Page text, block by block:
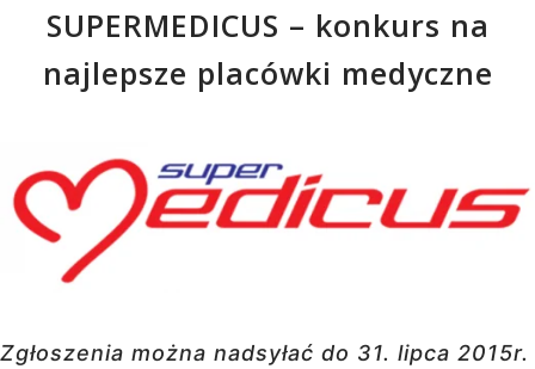
SUPERMEDICUS – konkurs na
najlepsze placówki medyczne
Zgłoszenia można nadsyłać do 31. lipca 2015r.